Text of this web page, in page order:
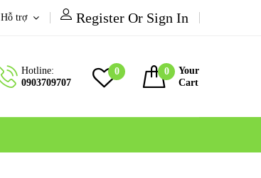
Hỗ trợ Register Or Sign In
Hotline:
0903709707
0 0
Your
Cart